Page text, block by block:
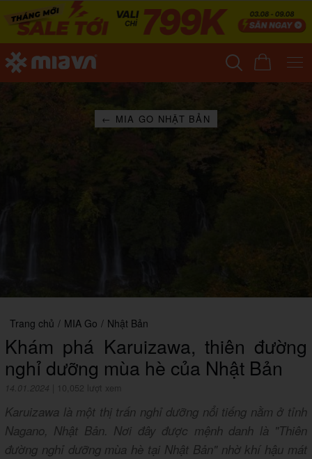
← MIA GO NHẬT BẢN
Trang chủ / MIA Go / Nhật Bản
Khám phá Karuizawa, thiên đường
nghỉ dưỡng mùa hè của Nhật Bản
14.01.2024 10,052 lượt xem
Karuizawa là một thị trấn nghỉ dưỡng nổi tiếng nằm ở tỉnh
Nagano, Nhật Bản. Nơi đây được mệnh danh là "Thiên
đường nghỉ dưỡng mùa hè tại Nhật Bản" nhờ khí hậu mát